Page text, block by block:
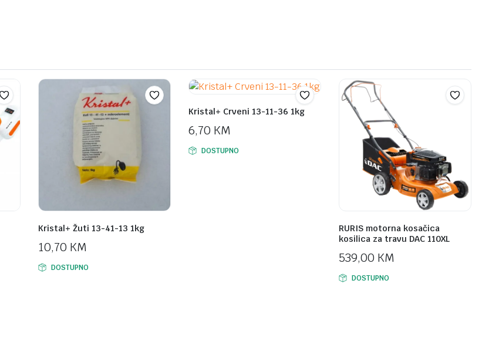
Kristal+ Žuti 13-41-13 1kg
10,70 KM
DOSTUPNO
Kristal+ Crveni 13-11-36 1kg
6,70 KM
DOSTUPNO
RURIS motorna kosačica
kosilica za travu DAC 110XL
539,00 KM
DOSTUPNO